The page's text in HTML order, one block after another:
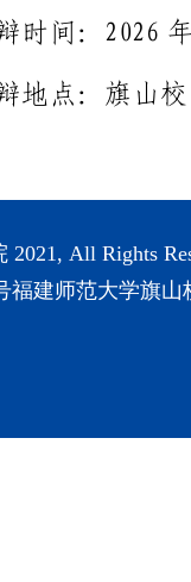
All Rights
建师范大学旗山